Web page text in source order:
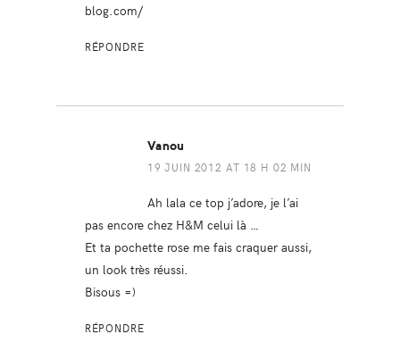
blog.com/
RÉPONDRE
Vanou
19 JUIN 2012 AT 18 H 02 MIN
Ah lala ce top j’adore, je l’ai
pas encore chez H&M celui là …
Et ta pochette rose me fais craquer aussi,
un look très réussi.
Bisous =)
RÉPONDRE